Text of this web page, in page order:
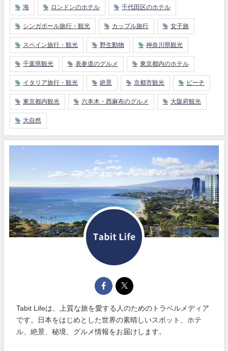
海 ロンドンのホテル 千代田区のホテル
シンガポール旅行・観光 カップル旅行 女子旅
スペイン旅行・観光 野生動物 神奈川県観光
千葉県観光 表参道のグルメ 東京都内のホテル
イタリア旅行・観光 絶景 京都市観光 ビーチ
東京都内観光 六本木・西麻布のグルメ 大阪府観光
大自然
Tabit Lifeは、上質な旅を愛する人のためのトラベルメディア
です。日本をはじめとした世界の素晴しいスポット、ホテ
ル、絶景、秘境、グルメ情報をお届けします。